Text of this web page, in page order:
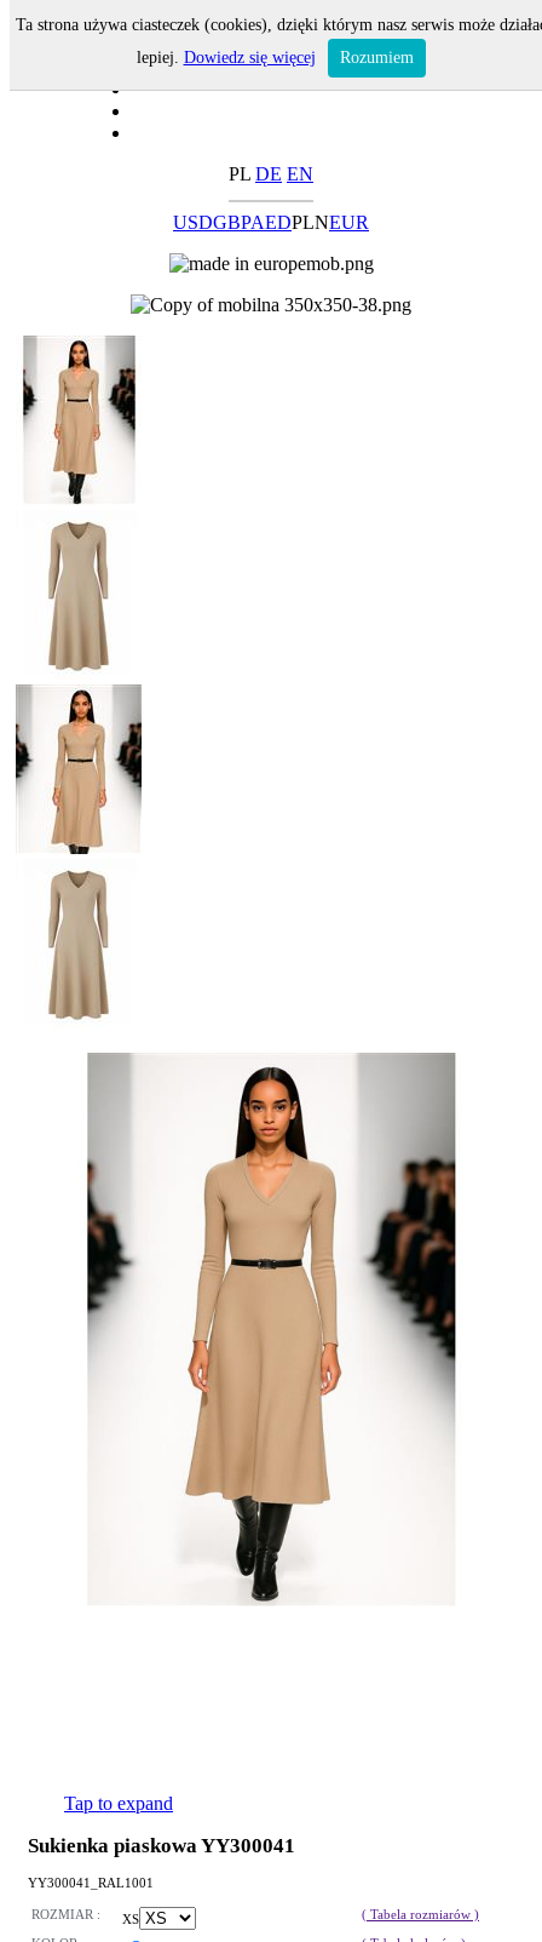
PL DE EN
USDGBPAEDPLNEUR
Tap to expand
Sukienka piaskowa YY300041
YY300041_RAL1001
ROZMIAR : XS
( Tabela rozmiarów )
Ta strona używa ciasteczek (cookies), dzięki którym nasz serwis może
lepiej. Dowiedz się więcej Rozumiem